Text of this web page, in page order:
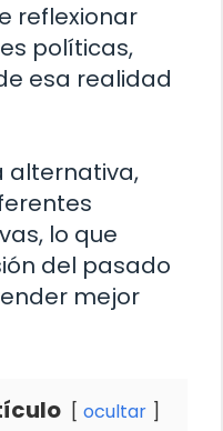
reflexionar
políticas,
esa realidad
alternativa,
lo que
del pasado
mejor
ocultar